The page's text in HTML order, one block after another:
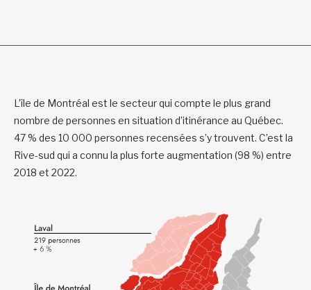
L’île de Montréal est le secteur qui compte le plus grand
nombre de personnes en situation d’itinérance au Québec.
47 % des 10 000 personnes recensées s’y trouvent. C’est la
Rive-sud qui a connu la plus forte augmentation (98 %) entre
2018 et 2022.